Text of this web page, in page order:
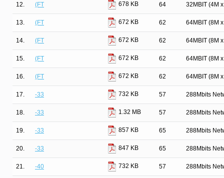
12. (FT 678 KB 64 32MBIT (4M
13. (FT 672 KB 62 64MBIT (8M
14. (FT 672 KB 62 64MBIT (8M
15. (FT 672 KB 62 64MBIT (8M
16. (FT 672 KB 62 64MBIT (8M
17. -33 732 KB 57 288Mbits
18. -33 1.32 MB 57 288Mbits
19. -33 857 KB 65 288Mbits
20. -33 847 KB 65 288Mbits
21. -40 732 KB 57 288Mbits